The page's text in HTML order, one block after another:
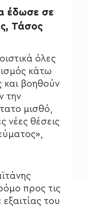
έδωσε σε
Τάσος
όλες
κάτω
και βοηθούν
την
μισθό,
νέες θέσεις
προς τις
του